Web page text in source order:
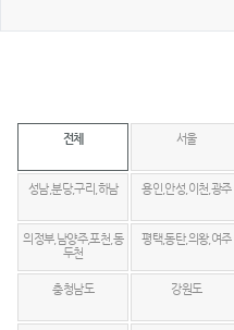
전체 서울
성남,분당,구리,하남 용인,안성,이천,광주
의정부,남양주,포천,동
두천
평택,동탄,의왕,여주
충청남도 강원도